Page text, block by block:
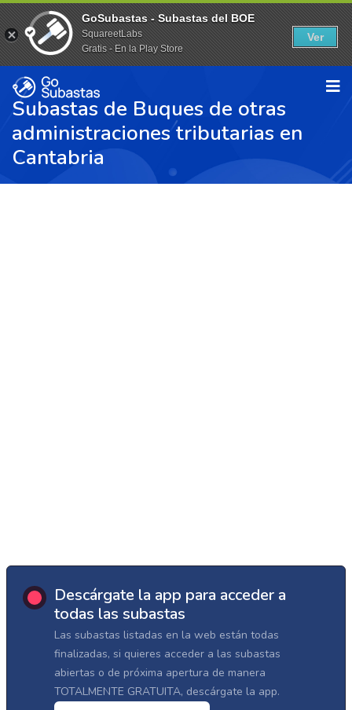
Subastas de Buques de otras
administraciones tributarias en
Cantabria
Descárgate la app para acceder a
todas las subastas
Las subastas listadas en la web están todas
finalizadas, si quieres acceder a las subastas
abiertas o de próxima apertura de manera
TOTALMENTE GRATUITA, descárgate la app.
GoSubastas - Subastas del BOE
SquareetLabs
Gratis - En la Play Store
Ver